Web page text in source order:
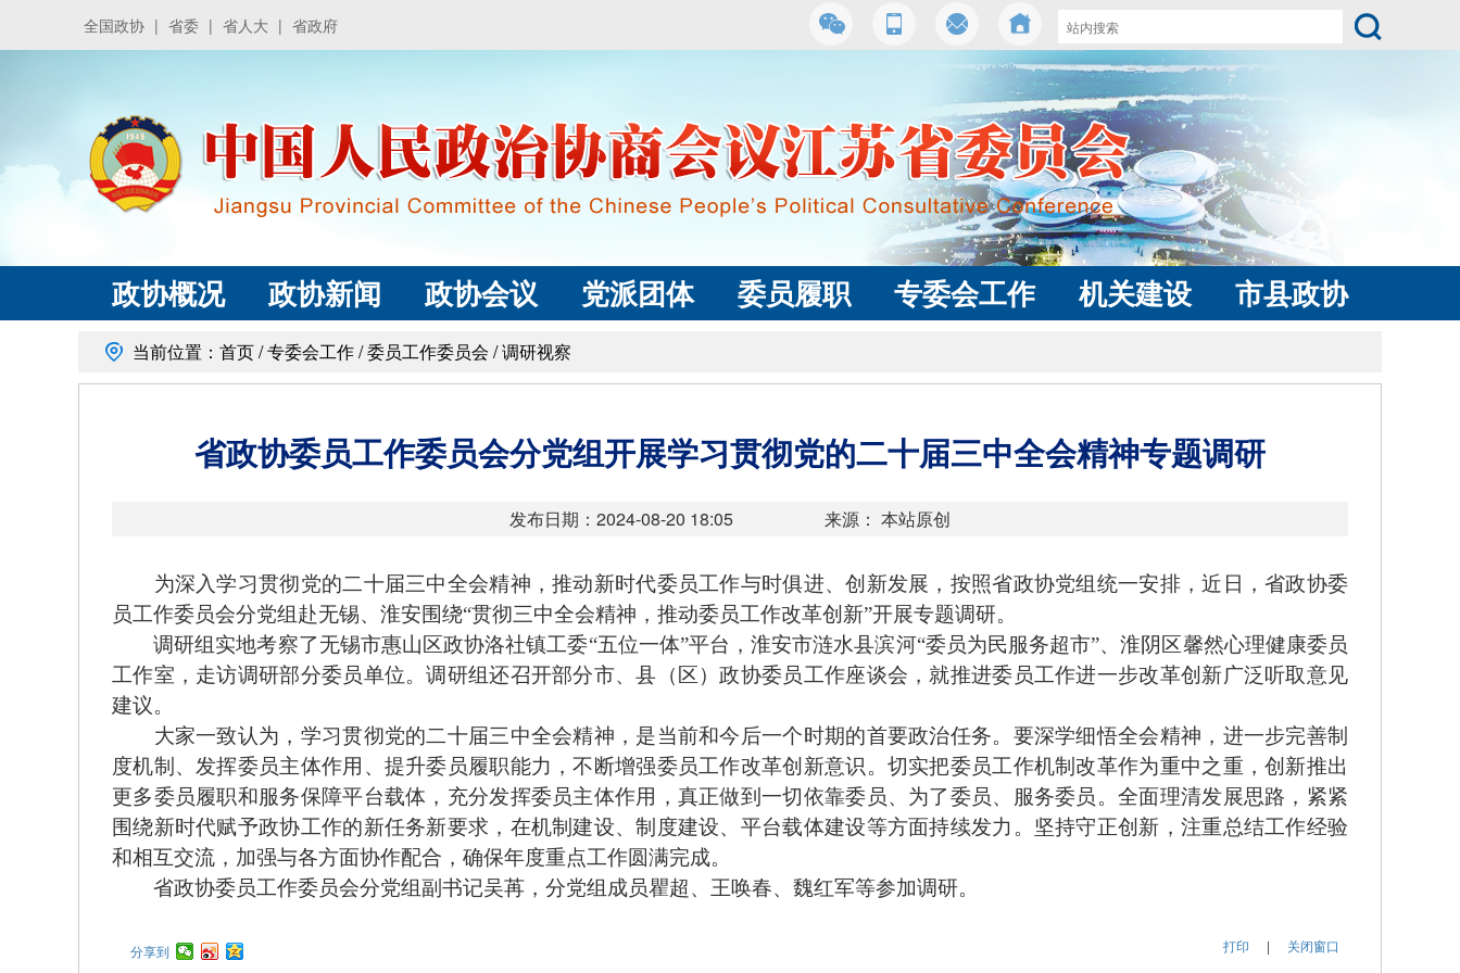
全国政协 | 省委 | 省人大 | 省政府
政协概况 政协新闻 政协会议 党派团体 委员履职 专委会工作 机关建设 市县政协
当前位置： 首页/专委会工作/委员工作委员会 /调研视察
省政协委员工作委员会分党组开展学习贯彻党的二十届三中全会精神专题调研
发布日期：2024-08-20 18:05 来源： 本站原创
为深入学习贯彻党的二十届三中全会精神，推动新时代委员工作与时俱进、创新发展，按照省政协党组统一安排，近日，省政协委
员工作委员会分党组赴无锡、淮安围绕“贯彻三中全会精神，推动委员工作改革创新”开展专题调研。
调研组实地考察了无锡市惠山区政协洛社镇工委“五位一体”平台，淮安市涟水县滨河“委员为民服务超市”、淮阴区馨然心理健康委员
工作室，走访调研部分委员单位。调研组还召开部分市、县（区）政协委员工作座谈会，就推进委员工作进一步改革创新广泛听取意见
建议。
大家一致认为，学习贯彻党的二十届三中全会精神，是当前和今后一个时期的首要政治任务。要深学细悟全会精神，进一步完善制
度机制、发挥委员主体作用、提升委员履职能力，不断增强委员工作改革创新意识。切实把委员工作机制改革作为重中之重，创新推出
更多委员履职和服务保障平台载体，充分发挥委员主体作用，真正做到一切依靠委员、为了委员、服务委员。全面理清发展思路，紧紧
围绕新时代赋予政协工作的新任务新要求，在机制建设、制度建设、平台载体建设等方面持续发力。坚持守正创新，注重总结工作经验
和相互交流，加强与各方面协作配合，确保年度重点工作圆满完成。
省政协委员工作委员会分党组副书记吴苒，分党组成员瞿超、王唤春、魏红军等参加调研。
分享到 打印 | 关闭窗口